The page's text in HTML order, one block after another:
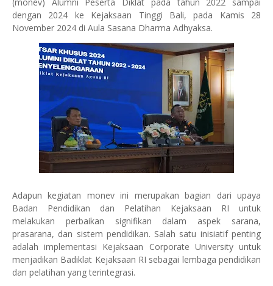
dengan 2024 ke Kejaksaan Tinggi Bali, pada Kamis 28
November 2024 di Aula Sasana Dharma Adhyaksa.
Adapun kegiatan monev ini merupakan bagian dari upaya
Badan Pendidikan dan Pelatihan Kejaksaan RI untuk
melakukan perbaikan signifikan dalam aspek sarana,
prasarana, dan sistem pendidikan. Salah satu inisiatif penting
adalah implementasi Kejaksaan Corporate University untuk
menjadikan Badiklat Kejaksaan RI sebagai lembaga pendidikan
dan pelatihan yang terintegrasi.